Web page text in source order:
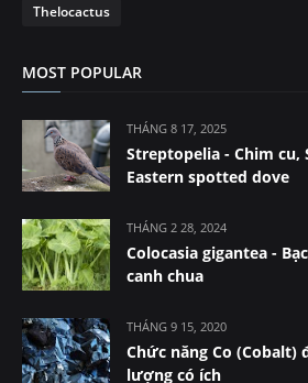
Thelocactus
MOST POPULAR
THÁNG 8 17, 2025
Streptopelia - Chim cu,
Eastern spotted dove
THÁNG 2 28, 2024
Colocasia gigantea -
canh chua
THÁNG 9 15, 2020
Chức năng Co (Cobalt)
lượng có ích